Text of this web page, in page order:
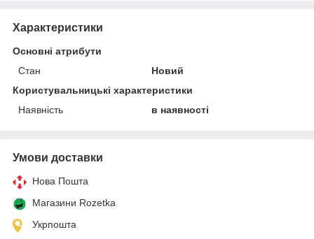
Характеристики
Основні атрибути
Стан
Новий
Користувальницькі характеристики
Наявність
в наявності
Умови доставки
Нова Пошта
Магазини Rozetka
Укрпошта